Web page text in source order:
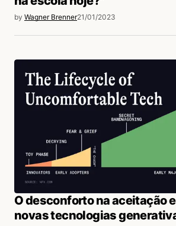
by Wagner Brenner21/01/2023
O desconforto na aceitação
novas tecnologias